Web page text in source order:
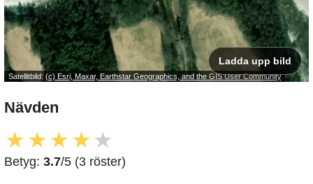
Satellitbild:(c) Esri, Maxar, Earthstar Geographics, and the GIS User Community
Ladda upp bild
Nävden
★ ★★ ★ ★
Betyg: 3.7/5 (3 röster)